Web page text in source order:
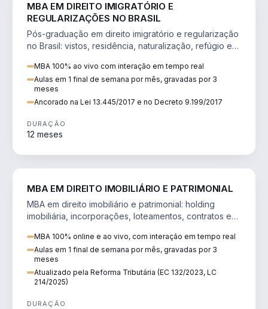
MBA EM DIREITO IMIGRATÓRIO E
REGULARIZAÇÕES NO BRASIL
Pós-graduação em direito imigratório e regularização
no Brasil: vistos, residência, naturalização, refúgio e
MBA 100% ao vivo com interação em tempo real
Aulas em 1 final de semana por mês, gravadas por 3
meses
Ancorado na Lei 13.445/2017 e no Decreto 9.199/2017
DURAÇÃO
12 meses
MBA EM DIREITO IMOBILIÁRIO E PATRIMONIAL
MBA em direito imobiliário e patrimonial: holding
imobiliária, incorporações, loteamentos, contratos e
MBA 100% online e ao vivo, com interação em tempo real
Aulas em 1 final de semana por mês, gravadas por 3
meses
Atualizado pela Reforma Tributária (EC 132/2023, LC
214/2025)
DURAÇÃO